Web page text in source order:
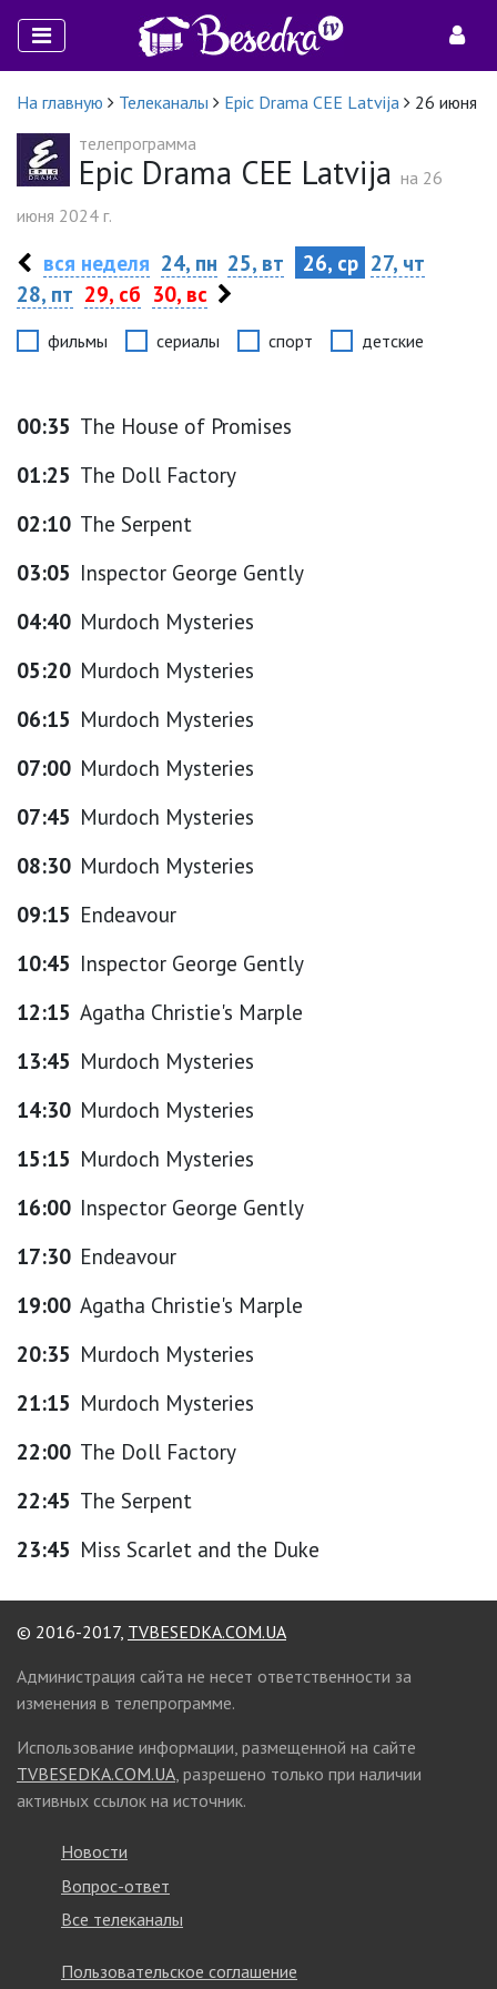
На главную Телеканалы Epic Drama CEE Latvija
26 июня
телепрограмма
Epic Drama CEE Latvija на 26
июня 2024 г.
вся неделя 24, пн 25, вт 26, ср 27, чт
28, пт 29, сб 30, вс
фильмы сериалы спорт детские
00:35 The House of Promises
01:25 The Doll Factory
02:10 The Serpent
03:05 Inspector George Gently
04:40 Murdoch Mysteries
05:20 Murdoch Mysteries
06:15 Murdoch Mysteries
07:00 Murdoch Mysteries
07:45 Murdoch Mysteries
08:30 Murdoch Mysteries
09:15 Endeavour
10:45 Inspector George Gently
12:15 Agatha Christie's Marple
13:45 Murdoch Mysteries
14:30 Murdoch Mysteries
15:15 Murdoch Mysteries
16:00 Inspector George Gently
17:30 Endeavour
19:00 Agatha Christie's Marple
20:35 Murdoch Mysteries
21:15 Murdoch Mysteries
22:00 The Doll Factory
22:45 The Serpent
23:45 Miss Scarlet and the Duke
© 2016-2017, TVBESEDKA.COM.UA
Администрация сайта не несет ответственности за
изменения в телепрограмме.
Использование информации, размещенной на сайте
TVBESEDKA.COM.UA, разрешено только при наличии
активных ссылок на источник.
Новости
Вопрос-ответ
Все телеканалы
Пользовательское соглашение